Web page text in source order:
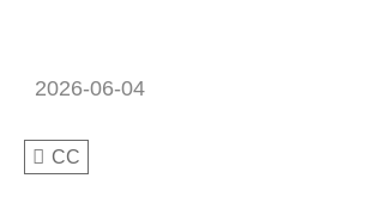
2026-06-04
CC